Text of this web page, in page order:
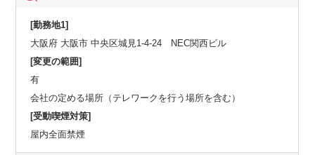
[勤務地1]
大阪府 大阪市 中央区城見1-4-24 NEC関西ビル
[変更の範囲]
有
会社の定める場所（テレワークを行う場所を含む）
[受動喫煙対策]
屋内全面禁煙